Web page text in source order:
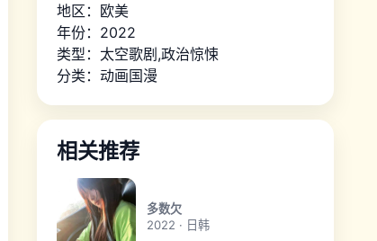
地区：欧美
年份：2022
类型：太空歌剧,政治惊悚
分类： 动画国漫
相关推荐
多数欠
2022 · 日韩